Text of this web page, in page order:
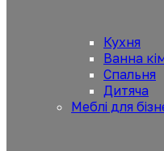
Кухня
Ванна
Спальня
Дитяча
Меблі для